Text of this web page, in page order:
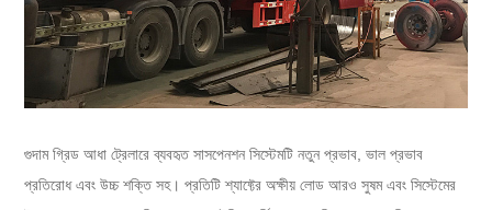
গুদাম গ্রিড আধা ট্রেলারে ব্যবহৃত সাসপেনশন সিস্টেমটি নতুন প্রভাব, ভাল প্রভাব
প্রতিরোধ এবং উচ্চ শক্তি সহ। প্রতিটি শ্যাফ্টের অক্ষীয় লোড আরও সুষম এবং সিস্টেমের